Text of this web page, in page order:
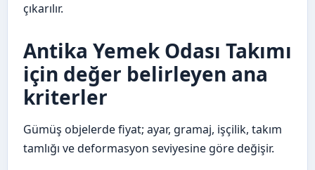
çıkarılır.
Antika Yemek Odası Takımı
için değer belirleyen ana
kriterler
Gümüş objelerde fiyat; ayar, gramaj, işçilik, takım
tamlığı ve deformasyon seviyesine göre değişir.